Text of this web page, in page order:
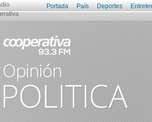
Portada País Deportes